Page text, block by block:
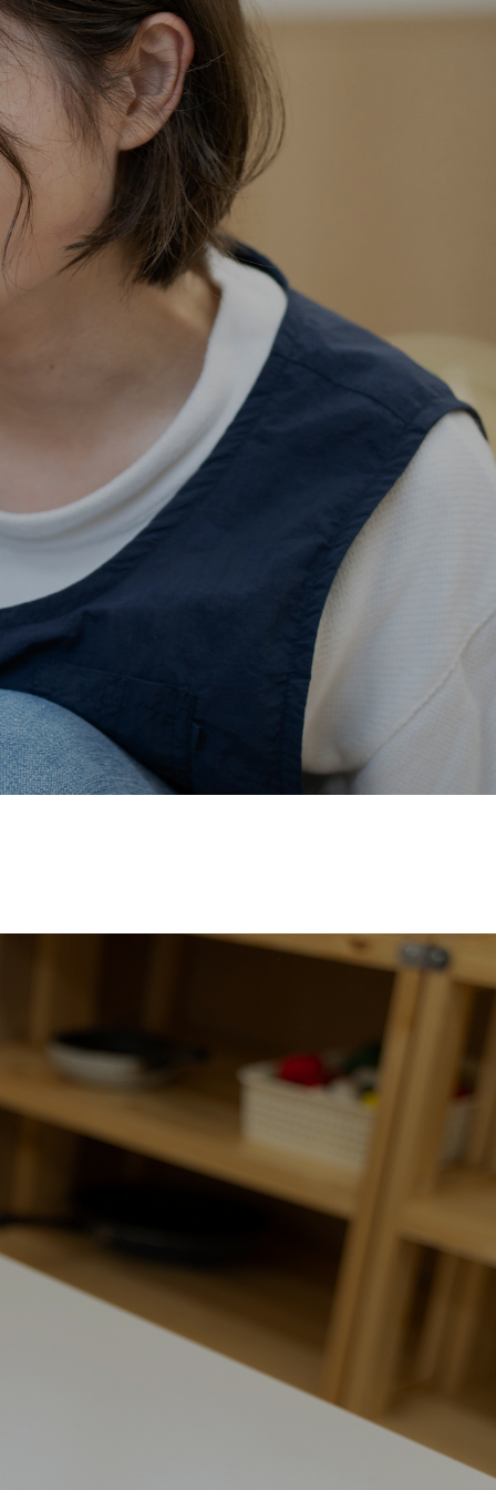
れ、厚生労働省の 【えるぼし認定(☆☆)】 を受けまし